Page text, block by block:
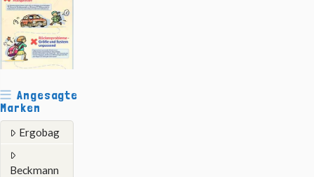
Angesagte
Marken
Ergobag
Beckmann